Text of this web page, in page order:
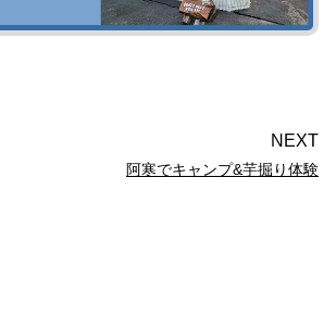
NEXT
阿寒でキャンプ&芋掘り体験